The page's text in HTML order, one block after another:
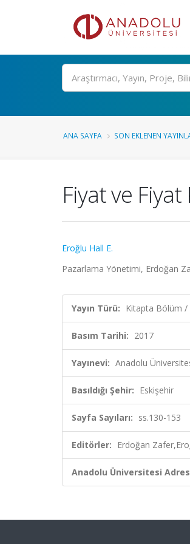
Ara
ANA SAYFA SON EKLENEN
Fiyat ve Fiyat
Eroğlu Hall E.
Pazarlama Yönetimi, Erdoğan
Yayın Türü: Kitapta Bölüm /
Basım Tarihi: 2017
Yayınevi: Anadolu
Basıldığı Şehir: Eskişehir
Sayfa Sayıları: ss.130-153
Editörler: Erdoğan
Anadolu Üniversitesi